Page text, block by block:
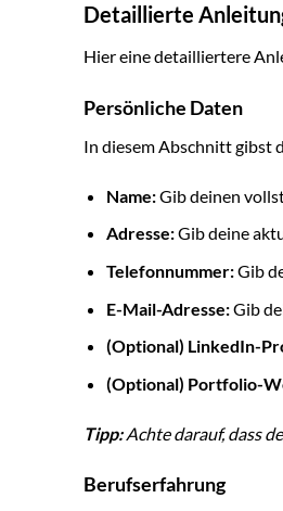
Detaillierte
Hier eine detailliertere
Persönliche Daten
In diesem Abschnitt gibst
Name:Gib deinen
Adresse:Gib deine
Telefonnummer:Gib
E-Mail-Adresse:Gib
(Optional) LinkedIn-
(Optional) Portfolio-
Tipp:Achte darauf, dass
Berufserfahrung